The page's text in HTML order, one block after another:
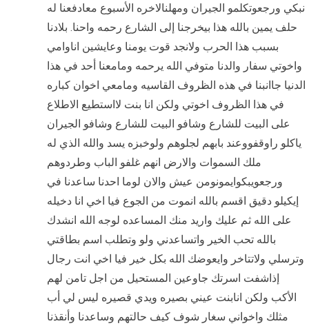
نبكي ورجعوتكلمو الجيران ومهلنالاخره الأسبوع معادفعنا له
حلف يمين بالله هذا بيخرجنا إلى الشارع رحمه واحنا. بلادنا
بسبب هذا الحرب ولانجد قوت يومنا وعايشين اناوامي
واخوتي سفار والدنا متوفي الله يرحمه ومامعنا أحد في هذا
الدنيا جاانبنا في هذه الظروف القاسيه ومامعي اخوان كباره
في هذا الظروف اخوتي ولكن انا بنت لااستطيع الاطلاع
على البيت للشارع وشافو البيت للشارع وشافو الجيران
ياكلو راوقفووعند بابهم لجلوهم ولوخبزه يسد والله الذي له
ملك السموات والارض انهم غلفو الباب وطردوهم
ورجعویبکوایمونومن عیش والان لوما احدنا ساعدنا في
إيكيلو دقيق اقسم بالله انموت من الجوع فيا اخي انا دخيله
على الله ثم عليك واريد منك المساعده لوجه الله انشدك
بالله تحب الخير واتساعدني ولو وتطلب اسم بطاقتي
وترسلي ولاتتاخر وايعوضك الله بكل خير فيا اخي انت رجال
إذاشفت اسرتك جاوعين المستحيل من اجل تامن لهم
الأكب ولكن انابنت عيني بصيره ويدي قصيره ليس لي أب
مثلك واخواني سغار شوف كيف حالتهم وساعدنا وأنقذنا